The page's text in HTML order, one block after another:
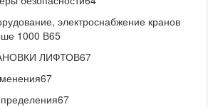
электроснабжение кранов
1000 В65
ЛИФТОВ67